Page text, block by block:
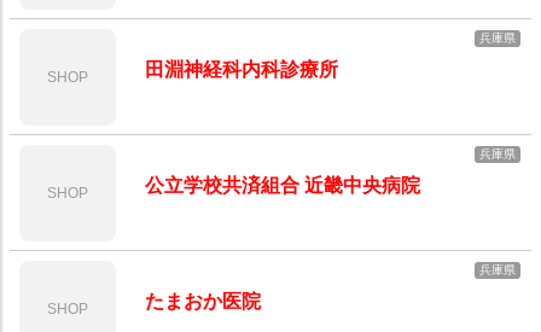
SHOP
兵庫県
田淵神経科内科診療所
SHOP
兵庫県
公立学校共済組合 近畿中央病院
SHOP
兵庫県
たまおか医院